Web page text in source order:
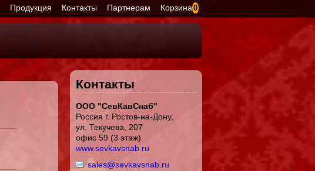
Продукция Контакты Партнерам Корзина 0
Контакты
ООО "СевКавСнаб"
Россия г. Ростов-на-Дону,
ул. Текучева, 207
офис 59 (3 этаж)
www.sevkavsnab.ru
sales@sevkavsnab.ru